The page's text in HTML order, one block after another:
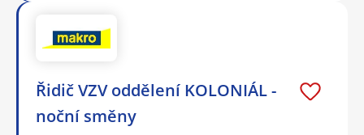
Řidič VZV oddělení KOLONIÁL -
noční směny